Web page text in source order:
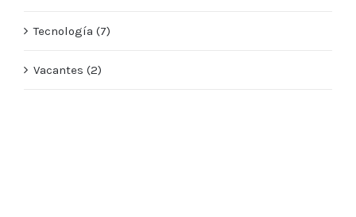
Tecnología (7)
Vacantes (2)